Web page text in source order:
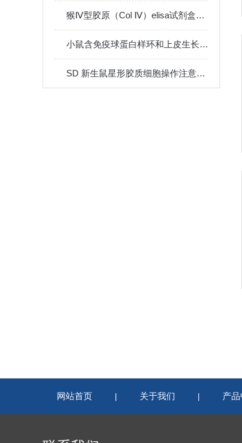
猴Ⅳ型胶原（Col Ⅳ）elisa试剂盒操作步骤
小鼠含免疫球蛋白样环和上皮生长因子样域激酶2elisa试剂盒洗涤方法
SD 新生鼠星形胶质细胞操作注意事项
网站首页 | 关于我们 | 产